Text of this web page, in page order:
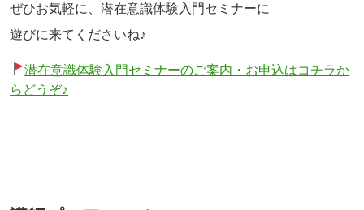
ぜひお気軽に、潜在意識体験入門セミナーに
遊びに来てくださいね♪
潜在意識体験入門セミナーのご案内・お申込はコチラか
らどうぞ♪